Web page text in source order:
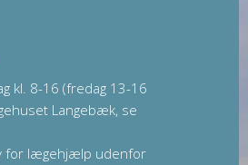
kl. 8-16 (fredag 13-16
Langebæk, se
for lægehjælp udenfor